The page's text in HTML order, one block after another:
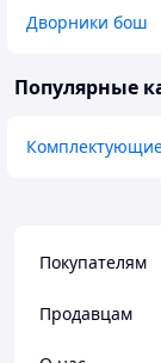
Дворники бош
Популярные
Покупателям
Продавцам